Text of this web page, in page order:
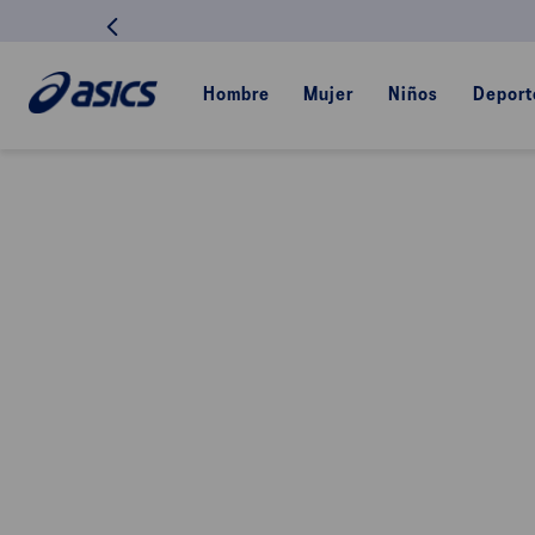
Hombre Mujer Niños